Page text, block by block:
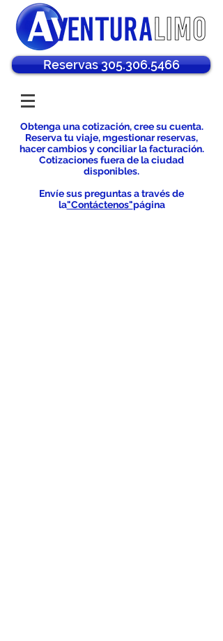
Reservas 305.306.5466
Obtenga una cotización, cree su cuenta.
Reserva tu viaje, mgestionar reservas,
hacer cambios y conciliar la facturación.
Cotizaciones fuera de la ciudad
disponibles.
Envíe sus preguntas a través de
la"Contáctenos"página